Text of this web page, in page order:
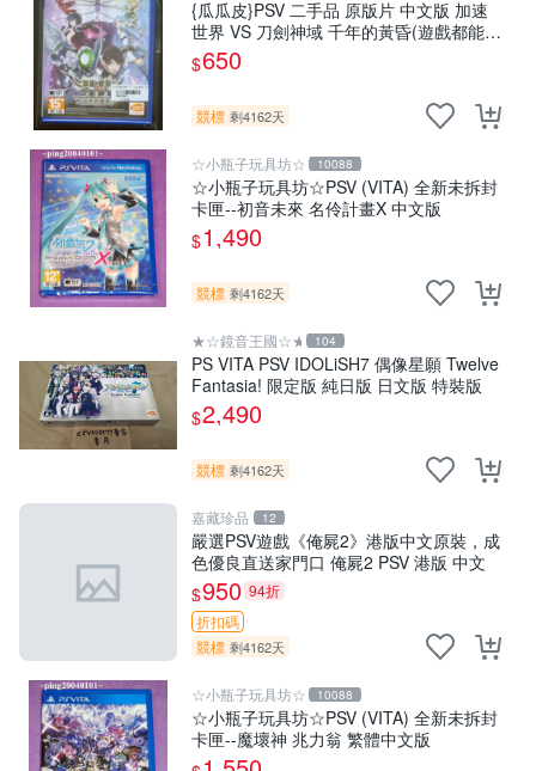
{瓜瓜皮}PSV 二手品 原版片 中文版 加速
世界 VS 刀劍神域 千年的黃昏(遊戲都能回
收)
$650
競標 剩4162天
☆小瓶子玩具坊☆ 10088
☆小瓶子玩具坊☆PSV (VITA) 全新未拆封
卡匣--初音未來 名伶計畫X 中文版
$1,490
競標 剩4162天
★☆鏡音王國☆★ 104
PS VITA PSV IDOLiSH7 偶像星願 Twelve
Fantasia! 限定版 純日版 日文版 特裝版
$2,490
競標 剩4162天
嘉藏珍品 12
嚴選PSV遊戲《俺屍2》港版中文原裝，成
色優良直送家門口 俺屍2 PSV 港版 中文
$950 94折
折扣碼
競標 剩4162天
☆小瓶子玩具坊☆ 10088
☆小瓶子玩具坊☆PSV (VITA) 全新未拆封
卡匣--魔壞神 兆力翁 繁體中文版